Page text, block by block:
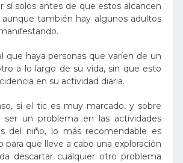
sí solos antes de que estos alcancen
aunque también hay algunos adultos
que haya personas que varíen de un
a lo largo de su vida, sin que esto
en su actividad diaria.
si el tic es muy marcado, y sobre
un problema en las actividades
del niño, lo más recomendable es
para que lleve a cabo una exploración
descartar cualquier otro problema